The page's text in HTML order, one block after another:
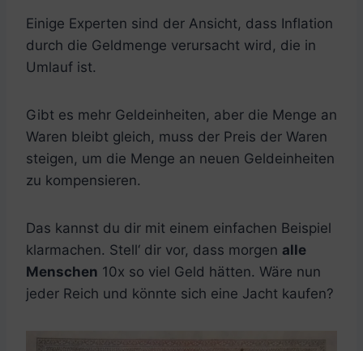
Einige Experten sind der Ansicht, dass Inflation
durch die Geldmenge verursacht wird, die in
Umlauf ist.
Gibt es mehr Geldeinheiten, aber die Menge an
Waren bleibt gleich, muss der Preis der Waren
steigen, um die Menge an neuen Geldeinheiten
zu kompensieren.
Das kannst du dir mit einem einfachen Beispiel
klarmachen. Stell‘ dir vor, dass morgen alle
Menschen 10x so viel Geld hätten. Wäre nun
jeder Reich und könnte sich eine Jacht kaufen?